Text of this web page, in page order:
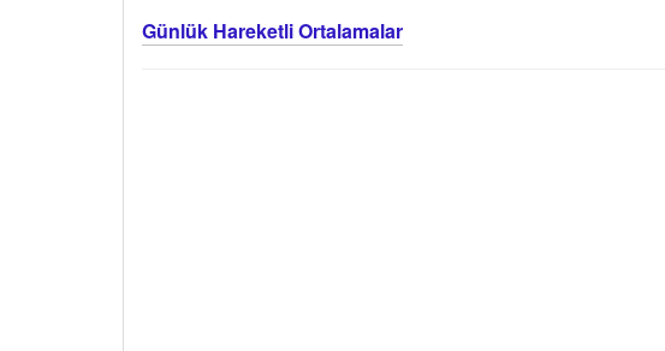
Günlük Hareketli Ortalamalar